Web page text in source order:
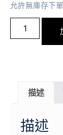
允許無庫存下單
描述
描述